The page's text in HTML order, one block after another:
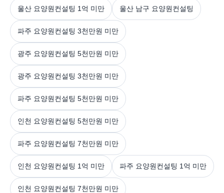
울산 요양원컨설팅 1억 미만 울산 남구 요양원컨설팅
파주 요양원컨설팅 3천만원 미만
광주 요양원컨설팅 5천만원 미만
광주 요양원컨설팅 3천만원 미만
파주 요양원컨설팅 5천만원 미만
인천 요양원컨설팅 5천만원 미만
파주 요양원컨설팅 7천만원 미만
인천 요양원컨설팅 1억 미만 파주 요양원컨설팅 1억 미만
인천 요양원컨설팅 7천만원 미만